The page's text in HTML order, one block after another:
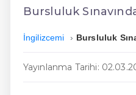
En Ucuz İngilizce
En Uygun İngilizce
Bursluluk
İngilizcemi Bursluluk
Yayınlanma Tarihi: